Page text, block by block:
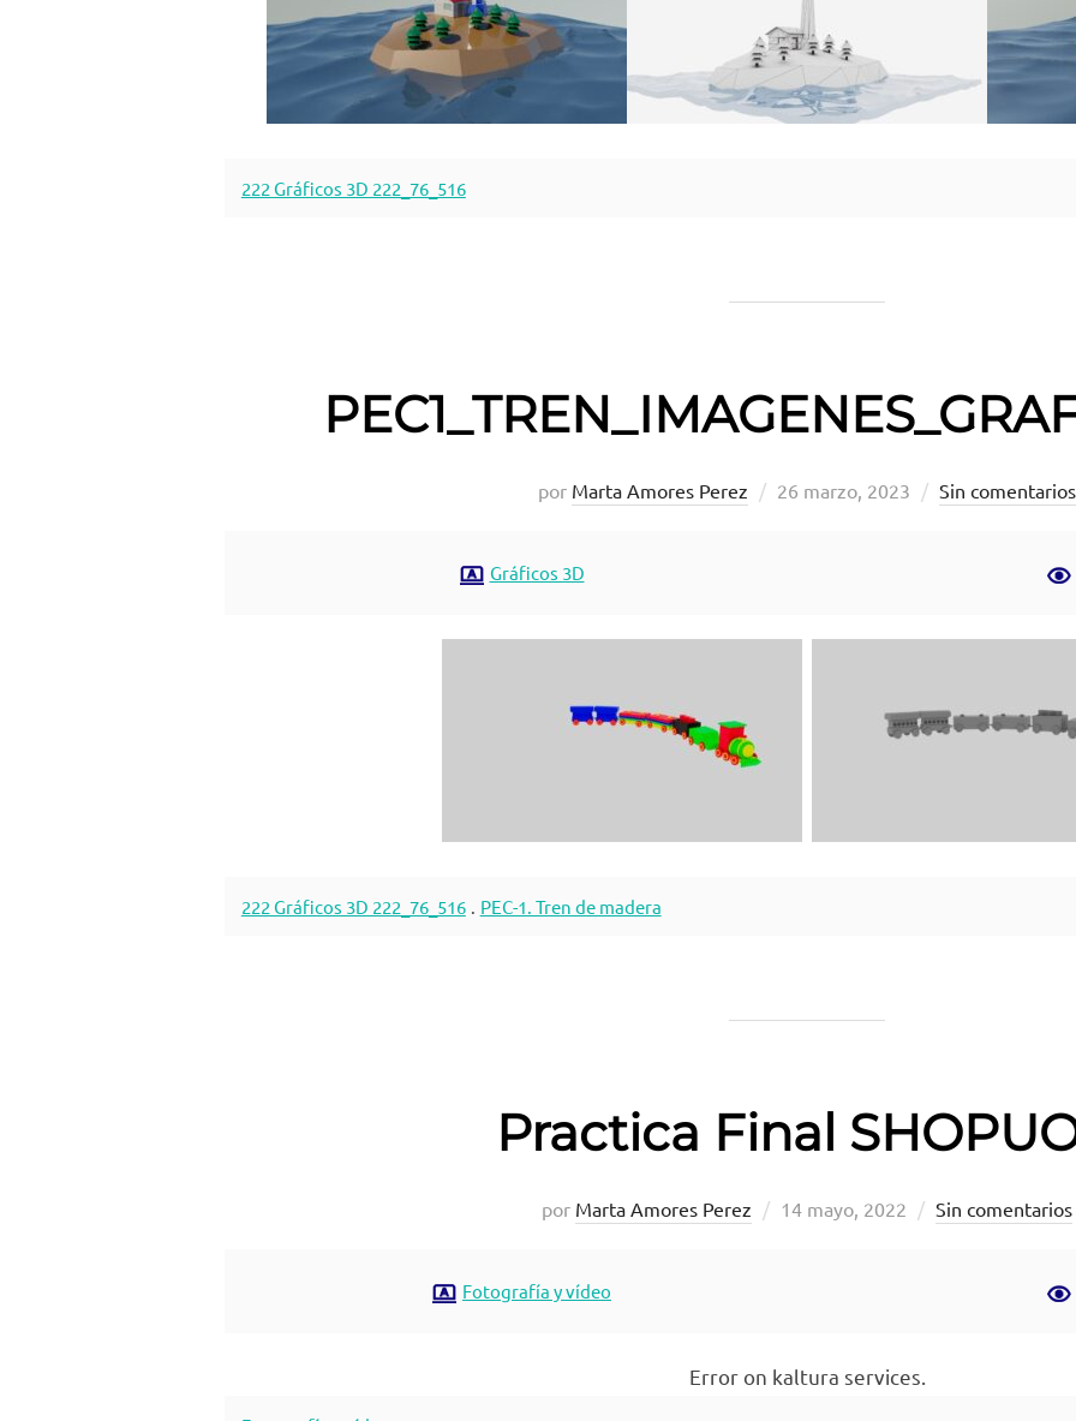
222 Gráficos 3D 222_76_516
por Marta Amores Perez
Publicado
26 marzo, 2023 Sin comentarios
Gráficos 3D
222 Gráficos 3D 222_76_516 . PEC-1. Tren de madera
Practica Final
por Marta Amores Perez
Publicado
14 mayo, 2022 Sin comentarios
Fotografía y vídeo
Error on kaltura services.